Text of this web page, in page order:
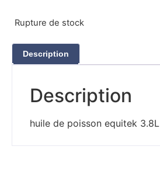
Rupture de stock
Description
Description
huile de poisson equitek 3.8L